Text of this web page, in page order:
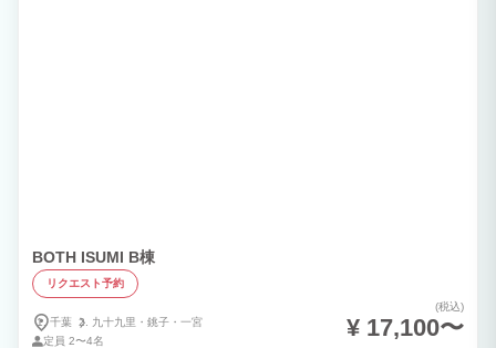
BOTH ISUMI B棟
リクエスト予約
千葉 九十九里・ 銚子・ 一宮
定員 2〜4名
(税込)
¥ 17,100〜